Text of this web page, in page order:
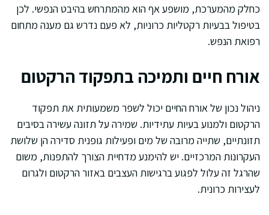
כחלק מהמערכת, מושפע אף הוא מהמתרחש בהיבט הנפשי. לכן
בטיפול בבעיות רקטליות כרוניות, לא פעם נדרש גם מענה מתחום
רפואת הנפש.
אורח חיים ותמיכה בתפקוד הרקטום
ניהול נכון של אורח החיים יכול לשפר משמעותית את תפקוד
הרקטום ולמנוע בעיות עתידיות. שמירה על תזונה עשירה בסיבים
תזונתיים, שתייה מרובה של מים ופעילות גופנית סדירה הן שלושת
העקרונות המרכזיים. יש להימנע מדחיית הצורך להתפנות, משום
שהרגל זה עלול לפגוע ברגישות העצבים באזור הרקטום ולגרום
לעצירות כרונית.